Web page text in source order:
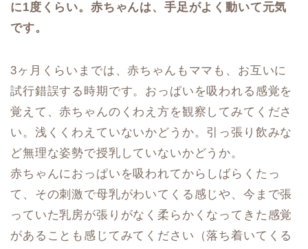
に1度くらい。赤ちゃんは、手足がよく動いて元気
です。
3ヶ月くらいまでは、赤ちゃんもママも、お互いに
試行錯誤する時期です。おっぱいを吸われる感覚を
覚えて、赤ちゃんのくわえ方を観察してみてくださ
い。浅くくわえていないかどうか。引っ張り飲みな
ど無理な姿勢で授乳していないかどうか。
赤ちゃんにおっぱいを吸われてからしばらくたっ
て、その刺激で母乳がわいてくる感じや、今まで張
っていた乳房が張りがなく柔らかくなってきた感覚
があることも感じてみてください（落ち着いてくる